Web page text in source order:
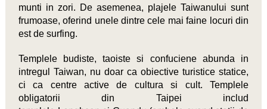
munti in zori. De asemenea, plajele Taiwanului sunt
frumoase, oferind unele dintre cele mai faine locuri din
est de surfing.
Templele budiste, taoiste si confuciene abunda in
intregul Taiwan, nu doar ca obiective turistice statice,
ci ca centre active de cultura si cult. Templele
obligatorii din Taipei includ